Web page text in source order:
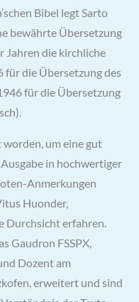
Bibel legt Sarto
bewährte Übersetzung
Jahren die kirchliche
die Übersetzung des
für die Übersetzung
um eine gut
in hochwertiger
Anmerkungen
Huonder,
Durchsicht erfahren.
Gaudron FSSPX,
Dozent am
erweitert und sind